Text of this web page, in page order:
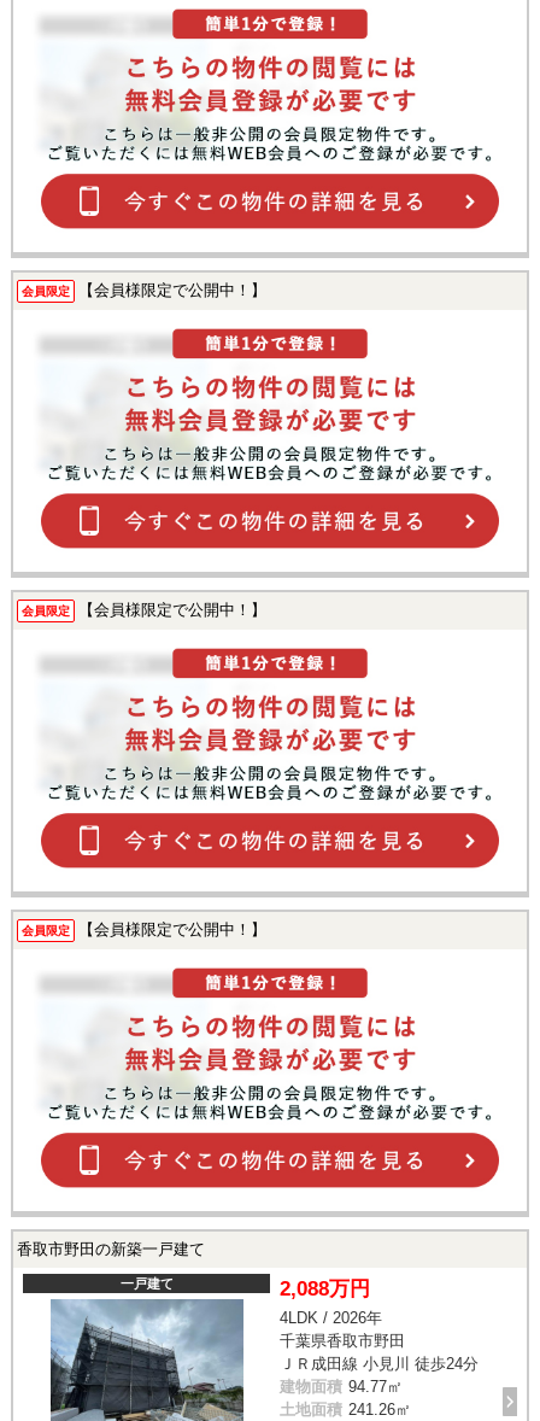
会員限定 【会員様限定で公開中！】
会員限定 【会員様限定で公開中！】
会員限定 【会員様限定で公開中！】
香取市野田の新築一戸建て
一戸建て 2,088万円
4LDK / 2026年
千葉県香取市野田
ＪＲ成田線 小見川 徒歩24分
建物面積 94.77㎡
土地面積 241.26㎡